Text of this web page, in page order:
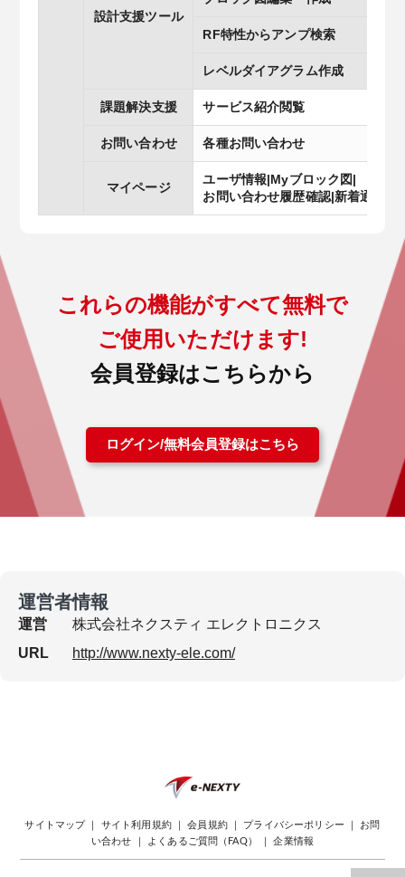
設計支援ツール
RF特性からアンプ検索
レベルダイアグラム作成
課題解決支援 サービス紹介閲覧
お問い合わせ 各種お問い合わせ
マイページ
ユーザ情報|Myブロック図|
お問い合わせ履歴確認|新着通知
これらの機能がすべて無料で
ご使用いただけます!
会員登録はこちらから
ログイン/無料会員登録はこちら
運営者情報
運営
株式会社ネクスティ エレクトロニクス
URL
http://www.nexty-ele.com/
サイトマップ サイト利用規約｜会員規約｜ プライバシーポリシー
お問
い合わせ
よくあるご質問（FAQ） ｜企業情報